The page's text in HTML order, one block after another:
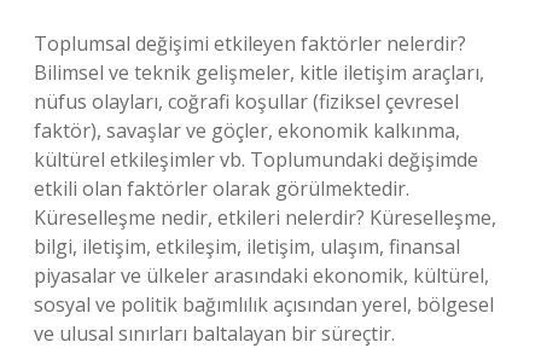
Toplumsal değişimi etkileyen faktörler nelerdir?
Bilimsel ve teknik gelişmeler, kitle iletişim araçları,
nüfus olayları, coğrafi koşullar (fiziksel çevresel
faktör), savaşlar ve göçler, ekonomik kalkınma,
kültürel etkileşimler vb. Toplumundaki değişimde
etkili olan faktörler olarak görülmektedir.
Küreselleşme nedir, etkileri nelerdir? Küreselleşme,
bilgi, iletişim, etkileşim, iletişim, ulaşım, finansal
piyasalar ve ülkeler arasındaki ekonomik, kültürel,
sosyal ve politik bağımlılık açısından yerel, bölgesel
ve ulusal sınırları baltalayan bir süreçtir.